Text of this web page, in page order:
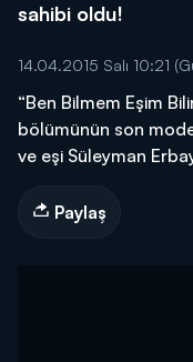
sahibi oldu!
14.04.2015 Salı 10:21
“Ben Bilmem Eşim
bölümünün son
ve eşi Süleyman
Paylaş